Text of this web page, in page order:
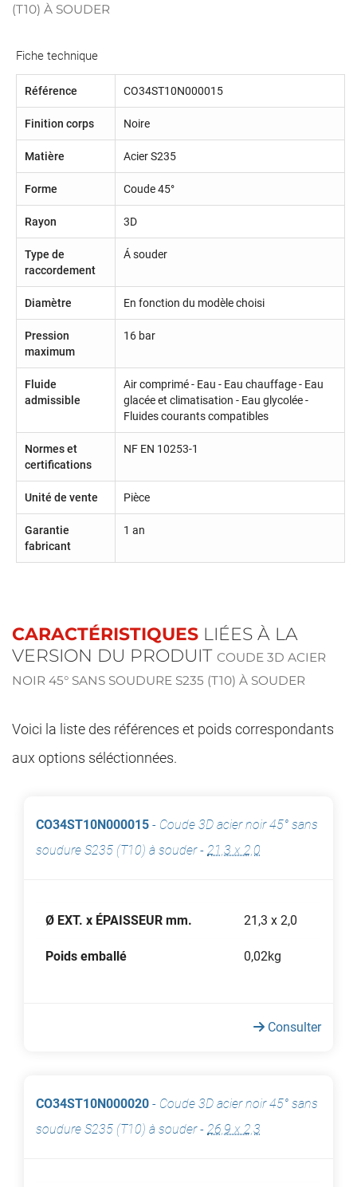
(T10) À SOUDER
Fiche technique
Référence CO34ST10N000015
Finition corps Noire
Matière Acier S235
Forme Coude 45°
Rayon 3D
Type de
raccordement
Á souder
Diamètre En fonction du modèle choisi
Pression
maximum
16 bar
Fluide
admissible
Air comprimé - Eau - Eau chauffage - Eau
glacée et climatisation - Eau glycolée -
Fluides courants compatibles
Normes et
certifications
NF EN 10253-1
Unité de vente Pièce
Garantie
fabricant
1 an
CARACTÉRISTIQUES LIÉES À LA
VERSION DU PRODUIT COUDE 3D ACIER
NOIR 45° SANS SOUDURE S235 (T10) À SOUDER
Voici la liste des références et poids correspondants
aux options séléctionnées.
CO34ST10N000015 - Coude 3D acier noir 45° sans
soudure S235 (T10) à souder- 21,3 x 2,0
Ø EXT. x ÉPAISSEUR mm. 21,3 x 2,0
Poids emballé 0,02kg
Consulter
CO34ST10N000020 - Coude 3D acier noir 45° sans
soudure S235 (T10) à souder- 26,9 x 2,3